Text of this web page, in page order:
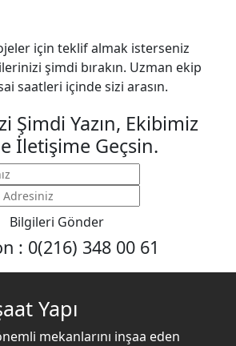
için teklif almak isterseniz
şimdi bırakın. Uzman ekip
saatleri içinde sizi arasın.
Şimdi Yazın, Ekibimiz
İletişime Geçsin.
Bilgileri Gönder
: 0(216) 348 00 61
Yapı
mekanlarını inşaa eden